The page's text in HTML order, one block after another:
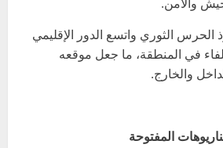
الحرس الثوري واتسع الدور الإقليمي
في المنطقة، ما جعل موقعه
والخارج.
المفتوحة